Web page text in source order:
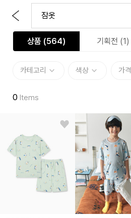
상품 (564) 기획전 (1)
카테고리 색상 가격
0 Items